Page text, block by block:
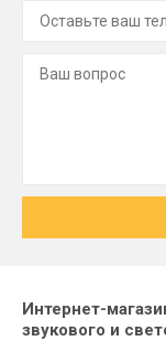
Интернет-
звукового и